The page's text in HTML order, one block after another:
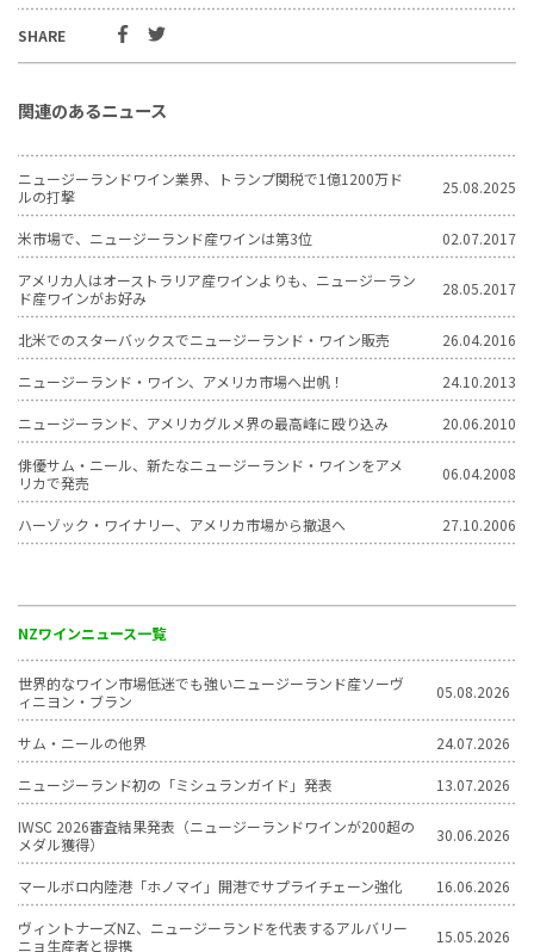
NZワインニュース一覧
世界的なワイン市場低迷でも強いニュージーランド産ソーヴ
ィニヨン・ブラン
05.08.2026
サム・ニールの他界 24.07.2026
ニュージーランド初の「ミシュランガイド」発表 13.07.2026
IWSC 2026審査結果発表（ニュージーランドワインが200超の
メダル獲得）
30.06.2026
マールボロ内陸港「ホノマイ」開港でサプライチェーン強化 16.06.2026
ヴィントナーズNZ、ニュージーランドを代表するアルバリー
ニョ生産者と提携
15.05.2026
SHARE
関連のあるニュース
ニュージーランドワイン業界、トランプ関税で1億1200万ド
ルの打撃
25.08.2025
米市場で、ニュージーランド産ワインは第3位 02.07.2017
アメリカ人はオーストラリア産ワインよりも、ニュージーラン
ド産ワインがお好み
28.05.2017
北米でのスターバックスでニュージーランド・ワイン販売 26.04.2016
ニュージーランド・ワイン、アメリカ市場へ出帆！ 24.10.2013
ニュージーランド、アメリカグルメ界の最高峰に殴り込み 20.06.2010
俳優サム・ニール、新たなニュージーランド・ワインをアメ
リカで発売
06.04.2008
ハーゾック・ワイナリー、アメリカ市場から撤退へ 27.10.2006